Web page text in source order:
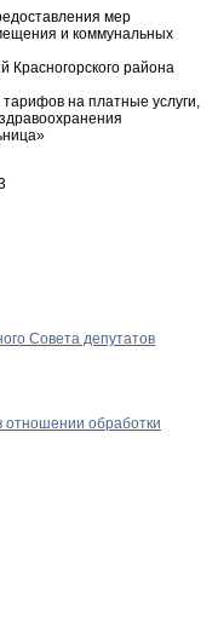
мер
и коммунальных
Красногорского района
на платные услуги,
Совета депутатов
обработки